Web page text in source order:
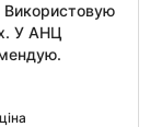
Використовую
У АНЦ